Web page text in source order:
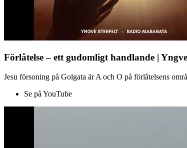
Förlåtelse – ett gudomligt handlande |
Jesu försoning på Golgata är A och O på förlåtelsens
Se på YouTube